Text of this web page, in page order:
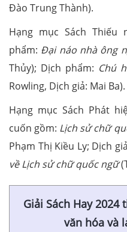
Đào Trung Thành).
Hạng mục Sách
phẩm: Đại náo nhà ông
Thủy); Dịch phẩm: Chú
Rowling, Dịch giả: Mai Ba).
Hạng mục Sách Phát
cuốn gồm: Lịch sử chữ
Phạm Thị Kiều Ly; Dịch
về Lịch sử chữ quốc ngữ
Giải Sách Hay
văn hóa và